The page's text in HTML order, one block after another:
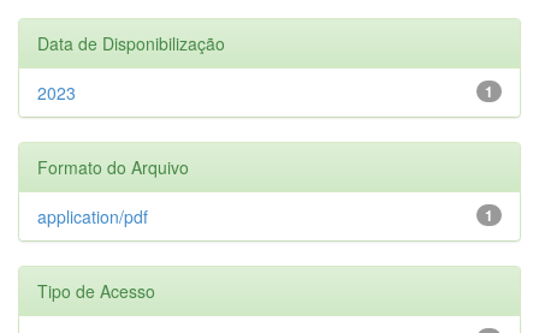
Data de Disponibilização
1
2023
Formato do Arquivo
1
application/pdf
Tipo de Acesso